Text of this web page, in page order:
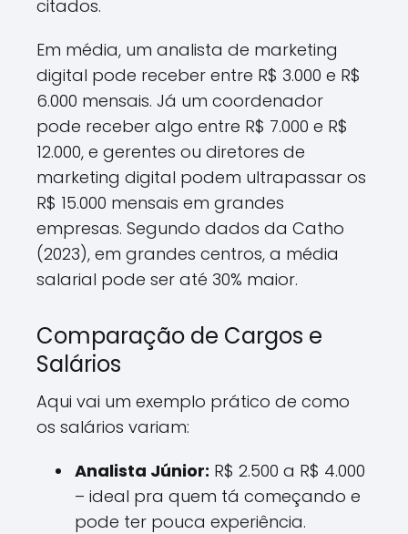
citados.
Em média, um analista de marketing
digital pode receber entre R$ 3.000 e R$
6.000 mensais. Já um coordenador
pode receber algo entre R$ 7.000 e R$
12.000, e gerentes ou diretores de
marketing digital podem ultrapassar os
R$ 15.000 mensais em grandes
empresas. Segundo dados da Catho
(2023), em grandes centros, a média
salarial pode ser até 30% maior.
Comparação de Cargos e
Salários
Aqui vai um exemplo prático de como
os salários variam:
Analista Júnior: R$ 2.500 a R$ 4.000
– ideal pra quem tá começando e
pode ter pouca experiência.